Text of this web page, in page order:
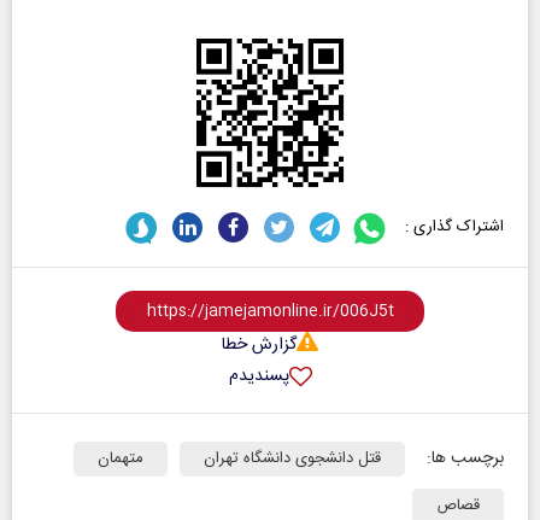
اشتراک گذاری :
گزارش خطا
پسندیدم
برچسب ها: قتل دانشجوی دانشگاه تهران
متهمان
قصاص